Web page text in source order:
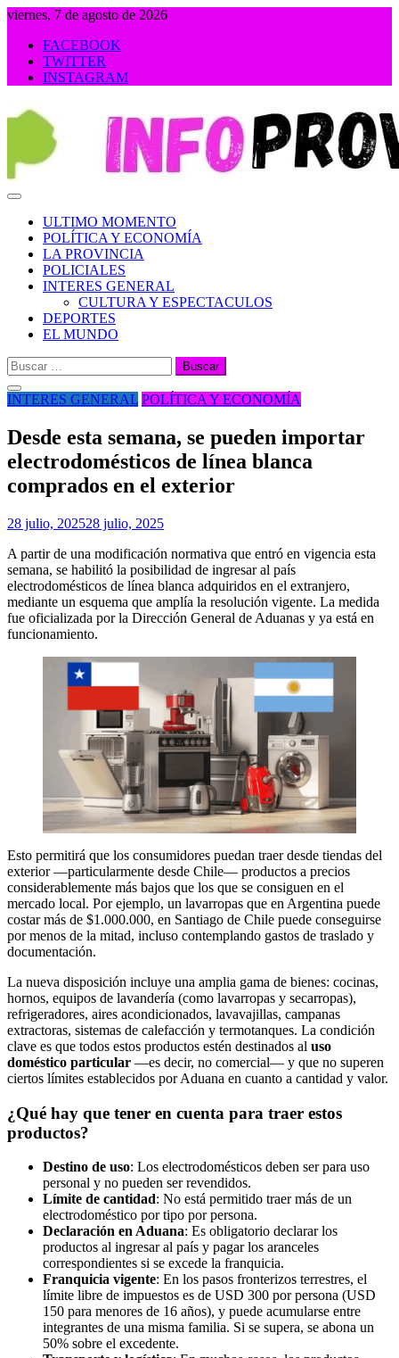
Saltar
contenido
viernes, 7 de agosto de 2026
FACEBOOK
TWITTER
INSTAGRAM
ULTIMO MOMENTO
POLÍTICA Y ECONOMÍA
LA PROVINCIA
POLICIALES
INTERES GENERAL
CULTURA Y ESPECTACULOS
DEPORTES
EL MUNDO
Buscar:
INTERES GENERAL POLÍTICA Y ECONOMÍA
Desde esta semana, se pueden importar
electrodomésticos de línea blanca
comprados en el exterior
28 julio, 202528 julio, 2025
A partir de una modificación normativa que entró en vigencia esta
semana, se habilitó la posibilidad de ingresar al país
electrodomésticos de línea blanca adquiridos en el extranjero,
mediante un esquema que amplía la resolución vigente. La medida
fue oficializada por la Dirección General de Aduanas y ya está en
funcionamiento.
Esto permitirá que los consumidores puedan traer desde tiendas del
exterior —particularmente desde Chile— productos a precios
considerablemente más bajos que los que se consiguen en el
mercado local. Por ejemplo, un lavarropas que en Argentina puede
costar más de $1.000.000, en Santiago de Chile puede conseguirse
por menos de la mitad, incluso contemplando gastos de traslado y
documentación.
La nueva disposición incluye una amplia gama de bienes: cocinas,
hornos, equipos de lavandería (como lavarropas y secarropas),
refrigeradores, aires acondicionados, lavavajillas, campanas
extractoras, sistemas de calefacción y termotanques. La condición
clave es que todos estos productos estén destinados al uso
doméstico particular —es decir, no comercial— y que no superen
ciertos límites establecidos por Aduana en cuanto a cantidad y valor.
¿Qué hay que tener en cuenta para traer estos
productos?
Destino de uso: Los electrodomésticos deben ser para uso
personal y no pueden ser revendidos.
Límite de cantidad: No está permitido traer más de un
electrodoméstico por tipo por persona.
Declaración en Aduana: Es obligatorio declarar los
productos al ingresar al país y pagar los aranceles
correspondientes si se excede la franquicia.
Franquicia vigente: En los pasos fronterizos terrestres, el
límite libre de impuestos es de USD 300 por persona (USD
150 para menores de 16 años), y puede acumularse entre
integrantes de una misma familia. Si se supera, se abona un
50% sobre el excedente.